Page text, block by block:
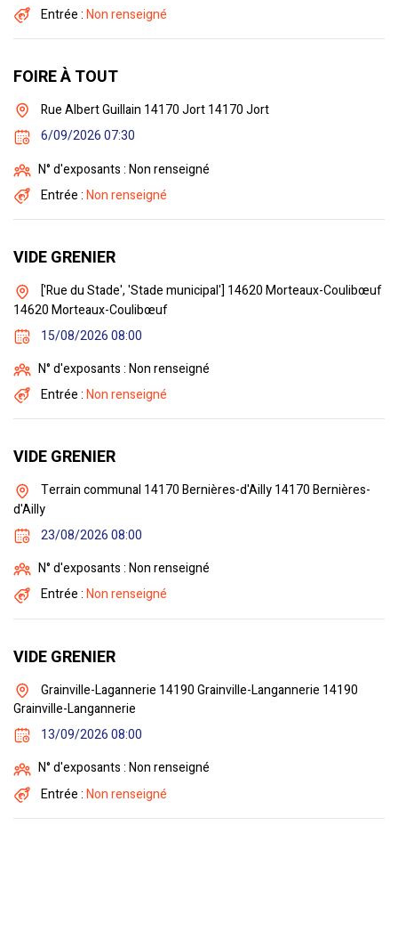
Entrée :Non renseigné
FOIRE À TOUT
Rue Albert Guillain 14170 Jort 14170 Jort
6/09/2026 07:30
N° d'exposants : Non renseigné
Entrée :Non renseigné
VIDE GRENIER
['Rue du Stade', 'Stade municipal'] 14620 Morteaux-Coulibœuf
14620 Morteaux-Coulibœuf
15/08/2026 08:00
N° d'exposants : Non renseigné
Entrée :Non renseigné
VIDE GRENIER
Terrain communal 14170 Bernières-d'Ailly 14170 Bernières-
d'Ailly
23/08/2026 08:00
N° d'exposants : Non renseigné
Entrée :Non renseigné
VIDE GRENIER
Grainville-Lagannerie 14190 Grainville-Langannerie 14190
Grainville-Langannerie
13/09/2026 08:00
N° d'exposants : Non renseigné
Entrée :Non renseigné